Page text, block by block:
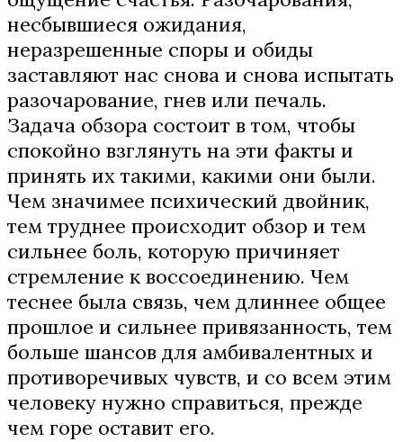
несбывшиеся ожидания,
неразрешенные споры и обиды
заставляют нас снова и снова испытать
разочарование, гнев или печаль.
Задача обзора состоит в том, чтобы
спокойно взглянуть на эти факты и
принять их такими, какими они были.
Чем значимее психический двойник,
тем труднее происходит обзор и тем
сильнее боль, которую причиняет
стремление к воссоединению. Чем
теснее была связь, чем длиннее общее
прошлое и сильнее привязанность, тем
больше шансов для амбивалентных и
противоречивых чувств, и со всем этим
человеку нужно справиться, прежде
чем горе оставит его.